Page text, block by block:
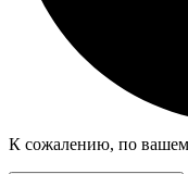
К сожалению, по